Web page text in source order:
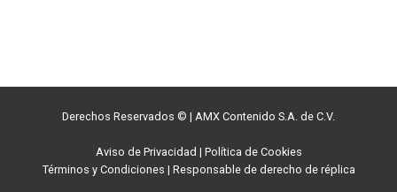
Derechos Reservados © | AMX Contenido S.A. de C.V.
Aviso de Privacidad | Política de Cookies
Términos y Condiciones | Responsable de derecho de réplica